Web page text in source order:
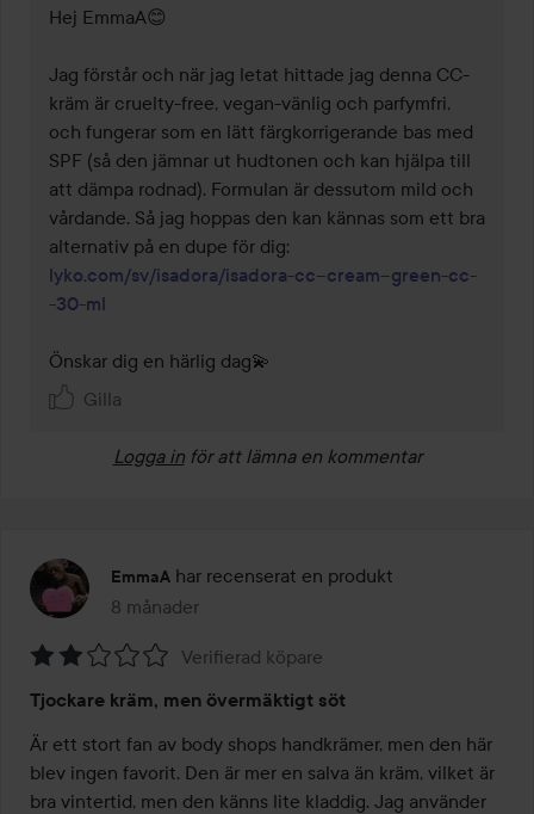
Hej EmmaA😊
Jag förstår och när jag letat hittade jag denna CC-
kräm är cruelty-free, vegan-vänlig och parfymfri,
och fungerar som en lätt färgkorrigerande bas med
SPF (så den jämnar ut hudtonen och kan hjälpa till
att dämpa rodnad). Formulan är dessutom mild och
vårdande. Så jag hoppas den kan kännas som ett bra
lyko.com/sv/isadora/isadora-cc--cream--green-cc-
-30-ml
Önskar dig en härlig dag💫
Gilla
Logga in för att lämna en kommentar
EmmaA har recenserat en produkt
8 månader
Inlägget skapades 8 månader
2
av
5
Verifierad köpare
Tjockare kräm, men övermäktigt söt
Är ett stort fan av body shops handkrämer, men den här
blev ingen favorit. Den är mer en salva än kräm, vilket är
bra vintertid, men den känns lite kladdig. Jag använder